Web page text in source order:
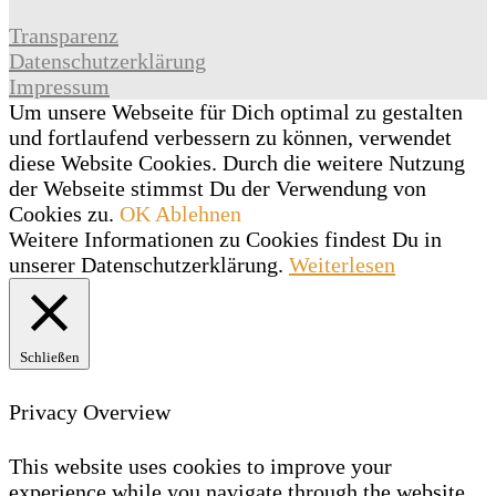
Transparenz
Datenschutzerklärung
Impressum
Um unsere Webseite für Dich optimal zu gestalten
und fortlaufend verbessern zu können, verwendet
diese Website Cookies. Durch die weitere Nutzung
der Webseite stimmst Du der Verwendung von
Cookies zu. OK Ablehnen
Weitere Informationen zu Cookies findest Du in
unserer Datenschutzerklärung. Weiterlesen
Schließen
Privacy Overview
This website uses cookies to improve your